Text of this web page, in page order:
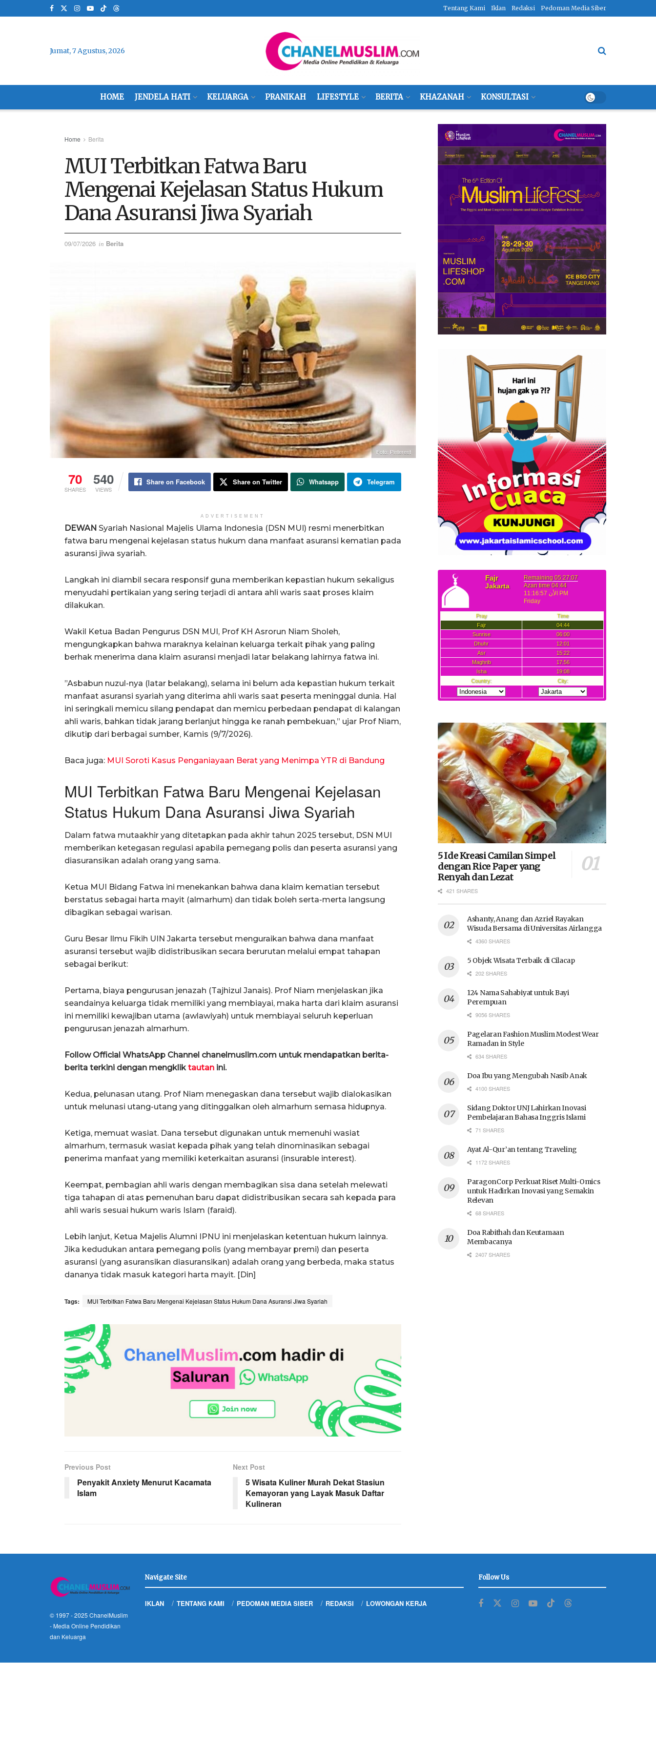
Tentang Kami Iklan Redaksi Pedoman Media Siber
Jumat, 7 Agustus, 2026
HOME JENDELA HATI KELUARGA PRANIKAH LIFESTYLE BERITA KHAZANAH KONSULTASI
Home Berita
MUI Terbitkan Fatwa Baru
Mengenai Kejelasan Status Hukum
Dana Asuransi Jiwa Syariah
09/07/2026 in Berita
Foto: Pinterest
70
SHARES
540
VIEWS
Share on Facebook Share on Twitter Whatsapp Telegram
ADVERTISEMENT
DEWAN Syariah Nasional Majelis Ulama Indonesia (DSN MUI) resmi menerbitkan
fatwa baru mengenai kejelasan status hukum dana manfaat asuransi kematian pada
asuransi jiwa syariah.
Langkah ini diambil secara responsif guna memberikan kepastian hukum sekaligus
menyudahi pertikaian yang sering terjadi di antara ahli waris saat proses klaim
dilakukan.
Wakil Ketua Badan Pengurus DSN MUI, Prof KH Asrorun Niam Sholeh,
mengungkapkan bahwa maraknya kelainan keluarga terkait pihak yang paling
berhak menerima dana klaim asuransi menjadi latar belakang lahirnya fatwa ini.
​”Asbabun nuzul-nya (latar belakang), selama ini belum ada kepastian hukum terkait
manfaat asuransi syariah yang diterima ahli waris saat peserta meninggal dunia. Hal
ini seringkali memicu silang pendapat dan memicu perbedaan pendapat di kalangan
ahli waris, bahkan tidak jarang berlanjut hingga ke ranah pembekuan,” ujar Prof Niam,
dikutip dari berbagai sumber, Kamis (9/7/2026).
Baca juga: MUI Soroti Kasus Penganiayaan Berat yang Menimpa YTR di Bandung
MUI Terbitkan Fatwa Baru Mengenai Kejelasan
Status Hukum Dana Asuransi Jiwa Syariah
Dalam fatwa mutaakhir yang ditetapkan pada akhir tahun 2025 tersebut, DSN MUI
memberikan ketegasan regulasi apabila pemegang polis dan peserta asuransi yang
diasuransikan adalah orang yang sama.
Ketua MUI Bidang Fatwa ini menekankan bahwa dana klaim kematian tersebut
berstatus sebagai harta mayit (almarhum) dan tidak boleh serta-merta langsung
dibagikan sebagai warisan.
​Guru Besar Ilmu Fikih UIN Jakarta tersebut menguraikan bahwa dana manfaat
asuransi tersebut wajib didistribusikan secara berurutan melalui empat tahapan
sebagai berikut:
Pertama, biaya pengurusan jenazah (Tajhizul Janais). Prof Niam menjelaskan jika
seandainya keluarga tidak memiliki yang membiayai, maka harta dari klaim asuransi
ini memiliki kewajiban utama (awlawiyah) untuk membiayai seluruh keperluan
pengurusan jenazah almarhum.
Follow Official WhatsApp Channel chanelmuslim.com untuk mendapatkan berita-
berita terkini dengan mengkliktautan ini.
Kedua, pelunasan utang. Prof Niam menegaskan dana tersebut wajib dialokasikan
untuk melunasi utang-utang yang ditinggalkan oleh almarhum semasa hidupnya.
Ketiga, memuat wasiat. Dana tersebut digunakan untuk memenuhi wasiat
almarhum, termasuk wasiat kepada pihak yang telah dinominasikan sebagai
penerima manfaat yang memiliki keterkaitan asuransi (insurable interest).
Keempat, pembagian ahli waris dengan membagikan sisa dana setelah melewati
tiga tahapan di atas pemenuhan baru dapat didistribusikan secara sah kepada para
ahli waris sesuai hukum waris Islam (faraid).
Lebih lanjut, Ketua Majelis Alumni IPNU ini menjelaskan ketentuan hukum lainnya.
Jika kedudukan antara pemegang polis (yang membayar premi) dan peserta
asuransi (yang asuransikan diasuransikan) adalah orang yang berbeda, maka status
dananya tidak masuk kategori harta mayit. [Din]
Tags: MUI Terbitkan Fatwa Baru Mengenai Kejelasan Status Hukum Dana Asuransi Jiwa Syariah
Previous Post
Penyakit Anxiety Menurut Kacamata
Islam
Next Post
5 Wisata Kuliner Murah Dekat Stasiun
Kemayoran yang Layak Masuk Daftar
Kulineran
5 Ide Kreasi Camilan Simpel
dengan Rice Paper yang
Renyah dan Lezat
421 SHARES
Ashanty, Anang dan Azriel Rayakan
Wisuda Bersama di Universitas Airlangga
4360 SHARES
5 Objek Wisata Terbaik di Cilacap
202 SHARES
124 Nama Sahabiyat untuk Bayi
Perempuan
9056 SHARES
Pagelaran Fashion Muslim Modest Wear
Ramadan in Style
634 SHARES
Doa Ibu yang Mengubah Nasib Anak
4100 SHARES
Sidang Doktor UNJ Lahirkan Inovasi
Pembelajaran Bahasa Inggris Islami
71 SHARES
Ayat Al-Qur’an tentang Traveling
1172 SHARES
ParagonCorp Perkuat Riset Multi-Omics
untuk Hadirkan Inovasi yang Semakin
Relevan
68 SHARES
Doa Rabithah dan Keutamaan
Membacanya
2407 SHARES
© 1997 - 2025 ChanelMuslim
- Media Online Pendidikan
dan Keluarga
Navigate Site
IKLAN TENTANG KAMI PEDOMAN MEDIA SIBER REDAKSI LOWONGAN KERJA
Follow Us